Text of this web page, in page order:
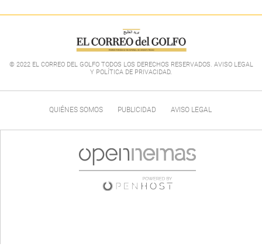
© 2022 EL CORREO DEL GOLFO TODOS LOS DERECHOS RESERVADOS. AVISO LEGAL
Y POLÍTICA DE PRIVACIDAD.
QUIÉNES SOMOS PUBLICIDAD AVISO LEGAL